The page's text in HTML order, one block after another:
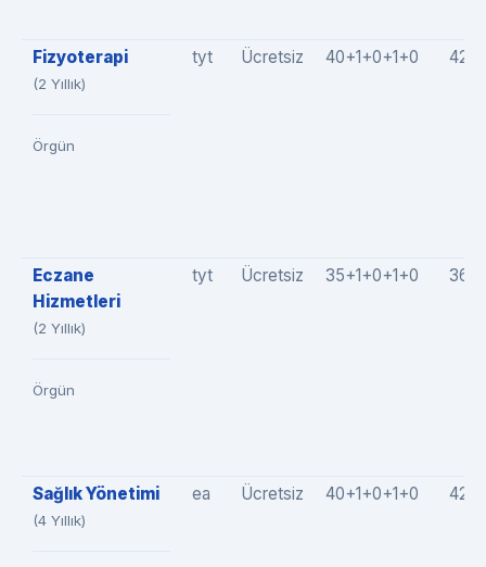
Fizyoterapi
(2 Yıllık)
Örgün
tyt Ücretsiz 40+1+0+1+0
Eczane
Hizmetleri
(2 Yıllık)
Örgün
tyt Ücretsiz 35+1+0+1+0
Sağlık Yönetimi
(4 Yıllık)
ea Ücretsiz 40+1+0+1+0